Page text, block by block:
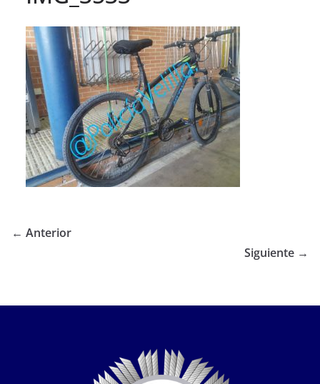
← Anterior
Siguiente →